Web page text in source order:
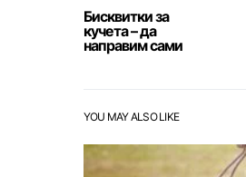
Бисквитки за
кучета – да
направим сами
YOU MAY ALSO LIKE